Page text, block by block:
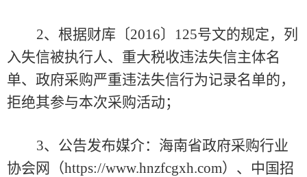
2、根据财库〔2016〕125号文的规定，列
入失信被执行人、 重大税收违法失信主体名
单、政府采购严重违法失信行为记录名单的，
拒绝其参与本次采购活动；
3、公告发布媒介： 海南省政府采购行业
协会网（https://www.hnzfcgxh.com）、中国招